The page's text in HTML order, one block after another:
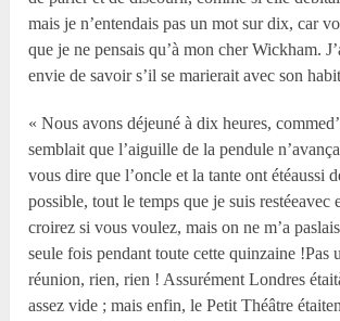
mais je n’entendais pas un mot sur dix, car
que je ne pensais qu’à mon cher Wickham.
envie de savoir s’il se marierait avec son
« Nous avons déjeuné à dix heures,
semblait que l’aiguille de la pendule
vous dire que l’oncle et la tante ont étéaussi
possible, tout le temps que je suis restéeavec
croirez si vous voulez, mais on ne m’a
seule fois pendant toute cette quinzaine !Pas
réunion, rien, rien ! Assurément Londres
assez vide ; mais enfin, le Petit Théâtre